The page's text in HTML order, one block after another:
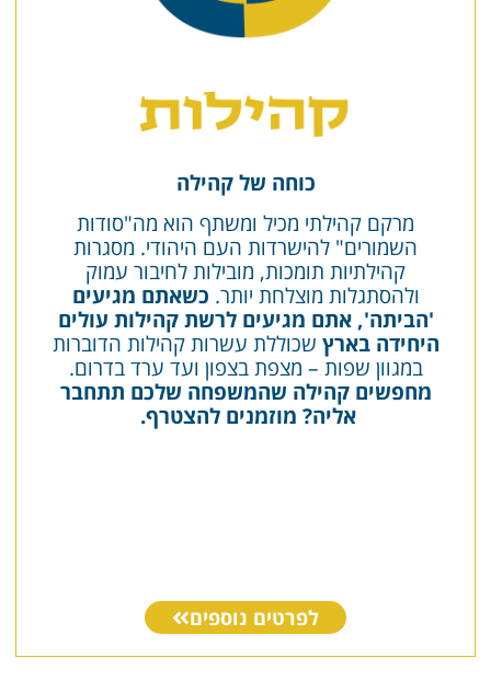
כוחה של קהילה
מרקם קהילתי מכיל ומשתף הוא מה"סודות
השמורים" להישרדות העם היהודי. מסגרות
קהילתיות תומכות, מובילות לחיבור עמוק
ולהסתגלות מוצלחת יותר. כשאתם מגיעים
'הביתה', אתם מגיעים לרשת קהילות עולים
היחידה בארץ שכוללת עשרות קהילות הדוברות
במגוון שפות – מצפת בצפון ועד ערד בדרום.
מחפשים קהילה שהמשפחה שלכם תתחבר
אליה? מוזמנים להצטרף.
לפרטים נוספים